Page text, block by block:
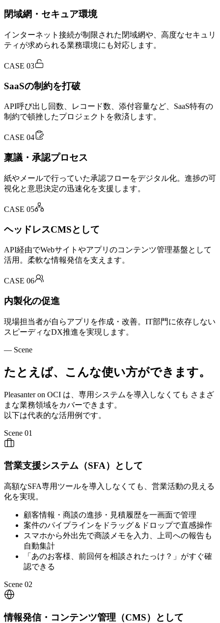
閉域網・セキュア環境
インターネット接続が制限された閉域網や、高度なセキュリ
ティが求められる業務環境にも対応します。
CASE 03
SaaSの制約を打破
API呼び出し回数、レコード数、添付容量など、SaaS特有の
制約で頓挫したプロジェクトを救済します。
CASE 04
稟議・承認プロセス
紙やメールで行っていた承認フローをデジタル化。進捗の可
視化と意思決定の迅速化を支援します。
CASE 05
ヘッドレスCMSとして
API経由でWebサイトやアプリのコンテンツ管理基盤として
活用。柔軟な情報発信を支えます。
CASE 06
内製化の促進
現場担当者が自らアプリを作成・改善。IT部門に依存しない
スピーディなDX推進を実現します。
— Scene
たとえば、こんな使い方ができます。
Pleasanter on OCI は、専用システムを導入しなくても さまざ
まな業務領域をカバーできます。
以下は代表的な活用例です。
Scene 01
営業支援システム（SFA）として
高額なSFA専用ツールを導入しなくても、営業活動の見える
化を実現。
顧客情報・商談の進捗・見積履歴を一画面で管理
案件のパイプラインをドラッグ＆ドロップで直感操作
スマホから外出先で商談メモを入力、上司への報告も
自動集計
「あのお客様、前回何を相談されたっけ？」がすぐ確
認できる
Scene 02
情報発信・コンテンツ管理（CMS）として